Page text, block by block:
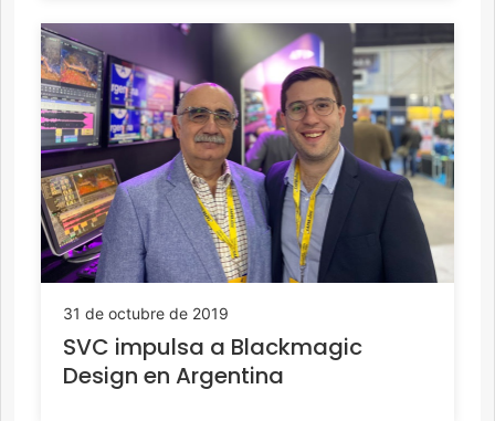
31 de octubre de 2019
SVC impulsa a Blackmagic
Design en Argentina